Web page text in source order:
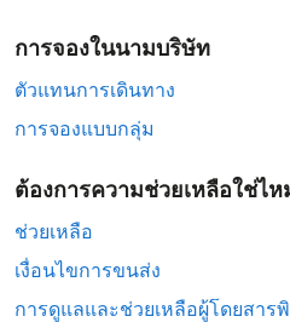
การจองในนามบริษัท
ตัวแทนการเดินทาง
การจองแบบกลุ่ม
ต้องการความช่วยเหลือใช่ไห
ช่วยเหลือ
เงื่อนไขการขนส่ง
การดูแลและช่วยเหลือผู้โดยสาร